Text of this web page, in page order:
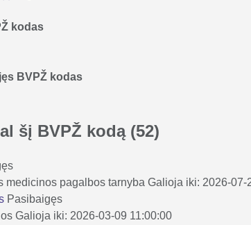
kodas
BVPŽ kodas
šį BVPŽ kodą (52)
medicinos pagalbos tarnyba Galioja iki: 2026-07-
Pasibaigęs
Galioja iki: 2026-03-09 11:00:00